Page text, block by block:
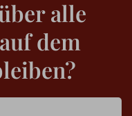
alle
dem